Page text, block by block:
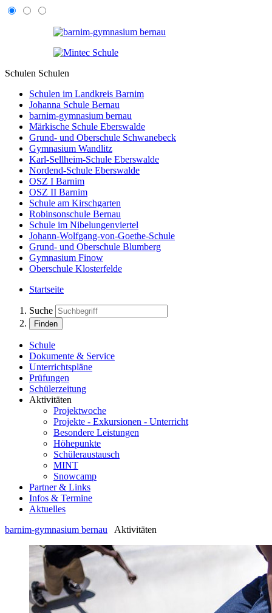
Schulen Schulen
Schulen im Landkreis Barnim
Johanna Schule Bernau
barnim-gymnasium bernau
Märkische Schule Eberswalde
Grund- und Oberschule Schwanebeck
Gymnasium Wandlitz
Karl-Sellheim-Schule Eberswalde
Nordend-Schule Eberswalde
OSZ I Barnim
OSZ II Barnim
Schule am Kirschgarten
Robinsonschule Bernau
Schule im Nibelungenviertel
Johann-Wolfgang-von-Goethe-Schule
Grund- und Oberschule Blumberg
Gymnasium Finow
Oberschule Klosterfelde
Startseite
Suche
Finden
Schule
Dokumente & Service
Unterrichtspläne
Prüfungen
Schülerzeitung
Aktivitäten
Projektwoche
Projekte - Exkursionen - Unterricht
Besondere Leistungen
Höhepunkte
Schüleraustausch
MINT
Snowcamp
Partner & Links
Infos & Termine
Aktuelles
barnim-gymnasium bernau
Aktivitäten